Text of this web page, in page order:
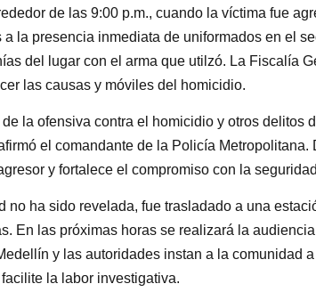
de las 9:00 p.m., cuando la víctima fue
a la presencia inmediata de uniformados en el
del lugar con el arma que utilzó. La Fiscalía
las causas y móviles del homicidio.
la ofensiva contra el homicidio y otros delitos
el comandante de la Policía
y fortalece el compromiso con la
no ha sido revelada, fue trasladado a una
En las próximas horas se realizará la
y las autoridades instan a la comunidad
la labor investigativa.